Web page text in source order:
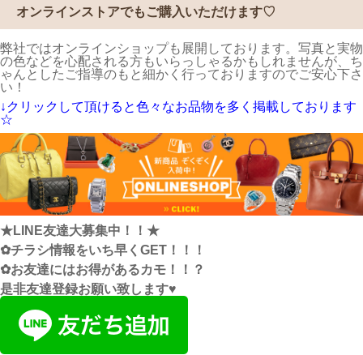
オンラインストアでもご購入いただけます♡
弊社ではオンラインショップも展開しております。写真と実物
の色などを心配される方もいらっしゃるかもしれませんが、ち
ゃんとしたご指導のもと細かく行っておりますのでご安心下さ
い！
↓クリックして頂けると色々なお品物を多く掲載しております
☆
★LINE友達大募集中！！★
✿チラシ情報をいち早くGET！！！
✿お友達にはお得があるカモ！！？
是非友達登録お願い致します♥